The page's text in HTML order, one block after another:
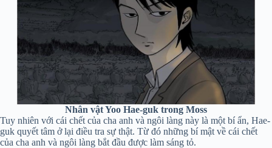
Nhân vật Yoo Hae-guk trong Moss
Tuy nhiên với cái chết của cha anh và ngôi làng này là một bí ẩn, Hae-
guk quyết tâm ở lại điều tra sự thật. Từ đó những bí mật về cái chết
của cha anh và ngôi làng bắt đầu được làm sáng tỏ.